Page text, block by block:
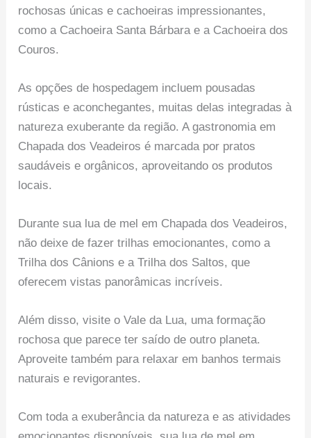
rochosas únicas e cachoeiras impressionantes,
como a Cachoeira Santa Bárbara e a Cachoeira dos
Couros.
As opções de hospedagem incluem pousadas
rústicas e aconchegantes, muitas delas integradas à
natureza exuberante da região. A gastronomia em
Chapada dos Veadeiros é marcada por pratos
saudáveis e orgânicos, aproveitando os produtos
locais.
Durante sua lua de mel em Chapada dos Veadeiros,
não deixe de fazer trilhas emocionantes, como a
Trilha dos Cânions e a Trilha dos Saltos, que
oferecem vistas panorâmicas incríveis.
Além disso, visite o Vale da Lua, uma formação
rochosa que parece ter saído de outro planeta.
Aproveite também para relaxar em banhos termais
naturais e revigorantes.
Com toda a exuberância da natureza e as atividades